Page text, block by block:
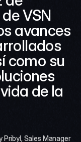
VSN
avances
como su
de la